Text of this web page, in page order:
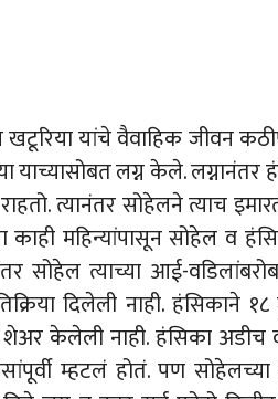
खटूरिया यांचे वैवाहिक जीवन
याच्यासोबत लग्न केले. लग्नानंतर
त्यानंतर सोहेलने त्याच
काही महिन्यांपासून सोहेल व
सोहेल त्याच्या आई-
दिलेली नाही. हंसिकाने
केलेली नाही. हंसिका अडीच
म्हटलं होतं. पण सोहेलच्या